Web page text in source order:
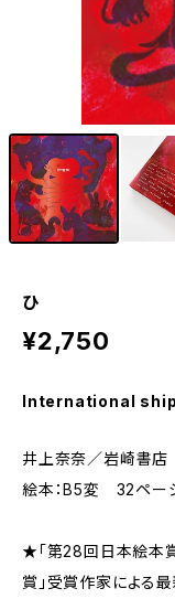
ひ
¥2,750
International
井上奈奈／岩崎書店
絵本：B5変 32ペー
★「第28回日本絵本
賞」受賞作家による最